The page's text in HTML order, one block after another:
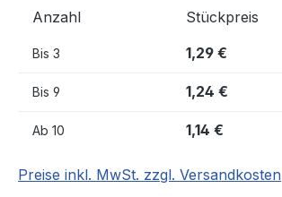
Anzahl Stückpreis
Bis 3 1,29 €
Bis 9 1,24 €
Ab 10 1,14 €
Preise inkl. MwSt. zzgl. Versandkosten